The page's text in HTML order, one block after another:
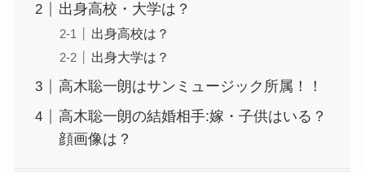
出身高校・大学は？
出身高校は？
出身大学は？
高木聡一朗はサンミュージック所属！！
高木聡一朗の結婚相手:嫁・子供はいる？
顔画像は？